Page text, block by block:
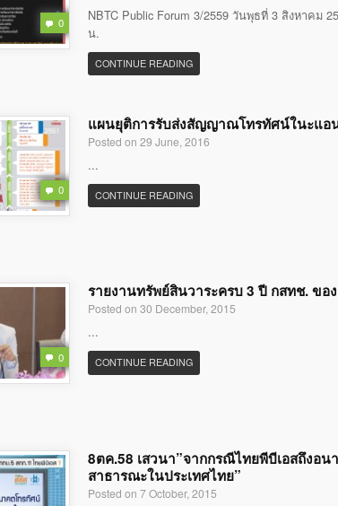
0
NBTC Public Forum 3/2559 วันพุธที่ 3 สิงหาคม
น.
CONTINUE READING
0
แผนยุติการรับส่งสัญญาณโทรทัศน์ในะแอ
Posted on 29 June, 2016
...
CONTINUE READING
0
รายงานทรัพย์สินวาระครบ 3 ปี กสทช. ข
Posted on 30 December, 2015
...
CONTINUE READING
8ตค.58 เสวนา”จากกรณีไทยพีบีเอสถึงอ
สาธารณะในประเทศไทย”
Posted on 7 October, 2015